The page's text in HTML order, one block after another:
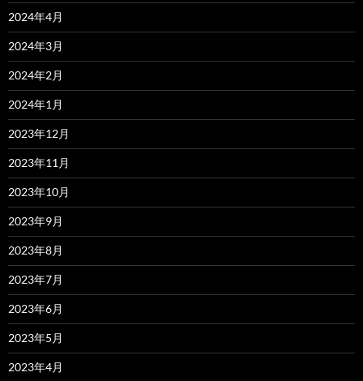
2024年4月
2024年3月
2024年2月
2024年1月
2023年12月
2023年11月
2023年10月
2023年9月
2023年8月
2023年7月
2023年6月
2023年5月
2023年4月